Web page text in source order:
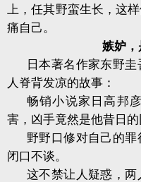
上，任其野蛮生长，这
痛自己。
嫉妒，
日本著名作家东野
人脊背发凉的故事：
畅销小说家日高邦
害，凶手竟然是他昔日的
野野口修对自己的
闭口不谈。
这不禁让人疑惑，